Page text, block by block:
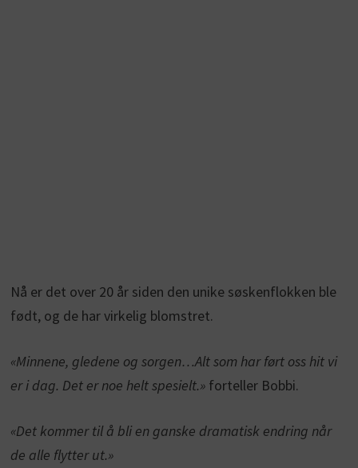
Nå er det over 20 år siden den unike søskenflokken ble
født, og de har virkelig blomstret.
«Minnene, gledene og sorgen…Alt som har ført oss hit vi
er i dag. Det er noe helt spesielt.»forteller Bobbi.
«Det kommer til å bli en ganske dramatisk endring når
de alle flytter ut.»